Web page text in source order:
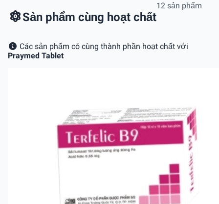
Sản phẩm cùng hoạt chất
12 sản phẩm
Các sản phẩm có cùng thành phần hoạt chất với
Praymed Tablet